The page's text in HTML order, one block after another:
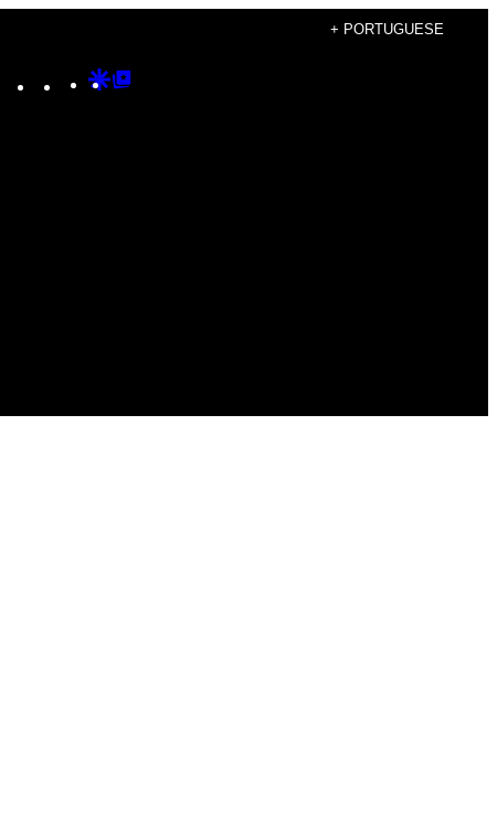
+ PORTUGUESE
Instagram
TikTokYouTube
Google